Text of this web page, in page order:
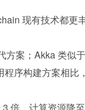
现有技术都更
案；Akka 类似
序构建方案相比